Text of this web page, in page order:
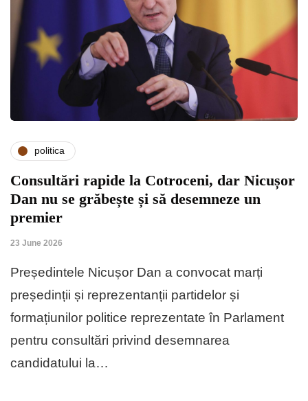
politica
Consultări rapide la Cotroceni, dar Nicușor
Dan nu se grăbește și să desemneze un
premier
23 June 2026
Președintele Nicușor Dan a convocat marți
președinții și reprezentanții partidelor și
formațiunilor politice reprezentate în Parlament
pentru consultări privind desemnarea
candidatului la…